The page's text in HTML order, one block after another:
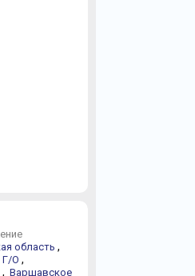
область ,
Г/О ,
, Варшавское